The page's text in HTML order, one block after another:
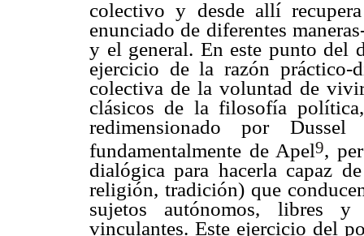
colectivo y desde allí
enunciado de diferentes
y el general. En este punto del
ejercicio de la razón práctico-
colectiva de la voluntad de
clásicos de la filosofía
redimensionado por
fundamentalmente de Apel9,
dialógica para hacerla capaz
religión, tradición) que
sujetos autónomos, libres y
vinculantes. Este ejercicio del